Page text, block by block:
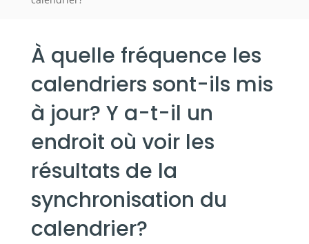
À quelle fréquence les
calendriers sont-ils mis
à jour? Y a-t-il un
endroit où voir les
résultats de la
synchronisation du
calendrier?